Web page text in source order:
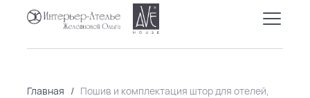
Главная / Пошив и комплектация штор для отелей,